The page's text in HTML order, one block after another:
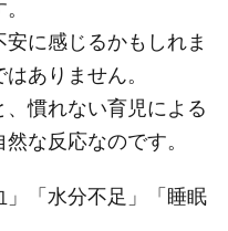
安に感じるかもしれま
ありません。
慣れない育児による
な反応なのです。
「水分不足」「睡眠